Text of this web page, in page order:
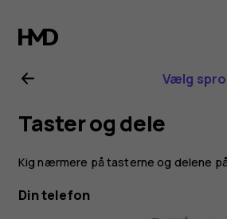
til
Nokia
8.1
Vælg
Taster og dele
Kig nærmere på tasterne og delene
Din telefon